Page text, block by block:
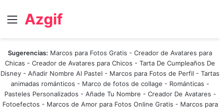
Menú
Azgif
Sugerencias: Marcos para Fotos Gratis - Creador de Avatares para
Chicas - Creador de Avatares para Chicos - Tarta De Cumpleaños De
Disney - Añadir Nombre Al Pastel - Marcos para Fotos de Perfil - Tartas
animadas románticos - Marco de fotos de collage - Románticas -
Pasteles Personalizados - Añade Tu Nombre - Creador De Avatares -
Fotoefectos - Marcos de Amor para Fotos Online Gratis - Marcos para